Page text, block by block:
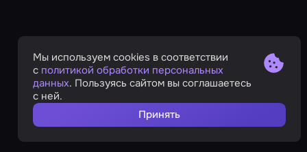
Мы используем cookies в соответствии
с политикой обработки персональных
данных. Пользуясь сайтом вы соглашаетесь
с ней.
Принять